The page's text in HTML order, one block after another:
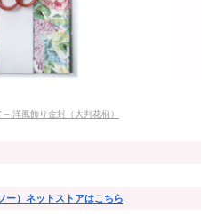
洋風飾り金封（大判花柄）
ー）ネットストアはこちら